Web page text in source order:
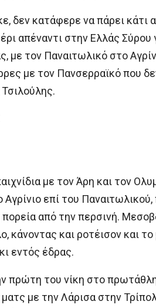
δεν κατάφερε να πάρει
απέναντι στην Ελλάς
με τον Παναιτωλικό στο
με τον Πανσερραϊκό που
με τον Άρη και τον
Αγρίνιο επί του
πορεία από την περσινή.
κάνοντας και ροτέισον και
εντός έδρας.
πρώτη του νίκη στο
με την Λάρισα στην